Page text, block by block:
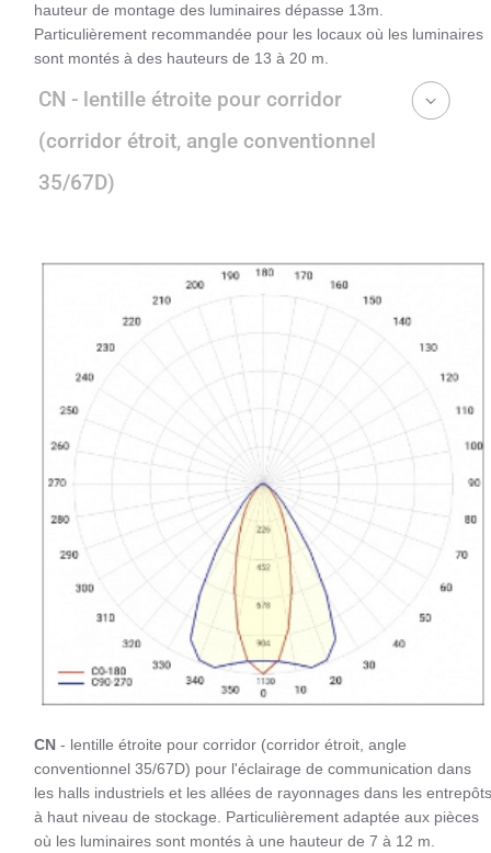
hauteur de montage des luminaires dépasse 13m.
Particulièrement recommandée pour les locaux où les luminaires
sont montés à des hauteurs de 13 à 20 m.
CN - lentille étroite pour corridor
(corridor étroit, angle conventionnel
35/67D)
CN - lentille étroite pour corridor (corridor étroit, angle
conventionnel 35/67D) pour l'éclairage de communication dans
les halls industriels et les allées de rayonnages dans les entrepôts
à haut niveau de stockage. Particulièrement adaptée aux pièces
où les luminaires sont montés à une hauteur de 7 à 12 m.